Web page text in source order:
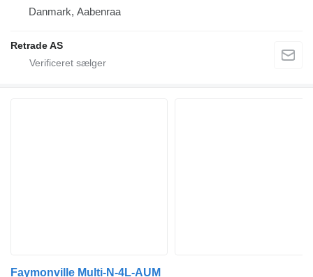
Danmark, Aabenraa
Retrade AS
Faymonville Multi-N-4L-AUM